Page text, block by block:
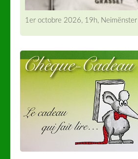
1er octobre 2026, 19h, Neimënster